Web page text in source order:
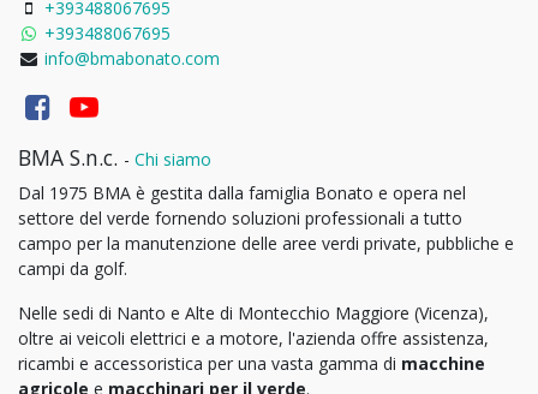
+393488067695
+393488067695
info@bmabonato.com
BMA S.n.c. - Chi siamo
Dal 1975 BMA è gestita dalla famiglia Bonato e opera nel
settore del verde fornendo soluzioni professionali a tutto
campo per la manutenzione delle aree verdi private, pubbliche e
campi da golf.
Nelle sedi di Nanto e Alte di Montecchio Maggiore (Vicenza),
oltre ai veicoli elettrici e a motore, l'azienda offre assistenza,
ricambi e accessoristica per una vasta gamma di macchine
agricole e macchinari per il verde.